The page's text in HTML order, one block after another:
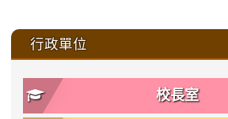
::: 行政單位
校長室